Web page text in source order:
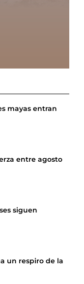
mayas entran
entre agosto
siguen
un respiro de la